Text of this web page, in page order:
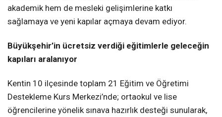
akademik hem de mesleki gelişimlerine katkı
sağlamaya ve yeni kapılar açmaya devam ediyor.
Büyükşehir’in ücretsiz verdiği eğitimlerle geleceğin
kapıları aralanıyor
Kentin 10 ilçesinde toplam 21 Eğitim ve Öğretimi
Destekleme Kurs Merkezi’nde; ortaokul ve lise
öğrencilerine yönelik sınava hazırlık desteği sunularak,